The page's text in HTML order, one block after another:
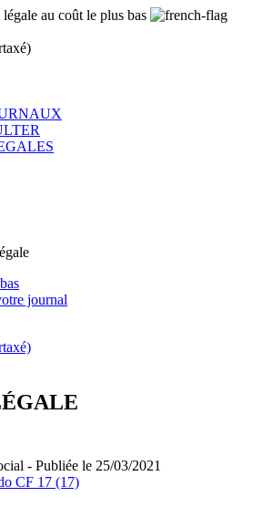
au coût le plus bas
journal
- Publiée le 25/03/2021
CF 17 (17)